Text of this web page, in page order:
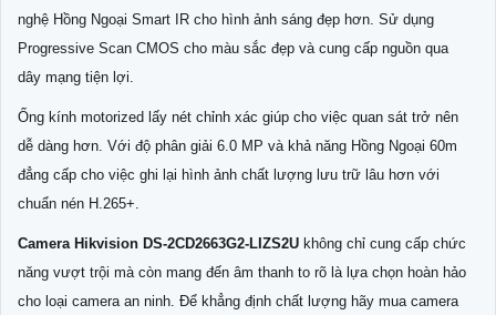
nghệ Hồng Ngoại Smart IR cho hình ảnh sáng đẹp hơn. Sử dụng
Progressive Scan CMOS cho màu sắc đẹp và cung cấp nguồn qua
dây mạng tiện lợi.
Ống kính motorized lấy nét chỉnh xác giúp cho việc quan sát trở nên
dễ dàng hơn. Với độ phân giải 6.0 MP và khả năng Hồng Ngoại 60m
đẳng cấp cho việc ghi lại hình ảnh chất lượng lưu trữ lâu hơn với
chuẩn nén H.265+.
Camera Hikvision DS-2CD2663G2-LIZS2U không chỉ cung cấp chức
năng vượt trội mà còn mang đến âm thanh to rõ là lựa chọn hoàn hảo
cho loại camera an ninh. Để khẳng định chất lượng hãy mua camera